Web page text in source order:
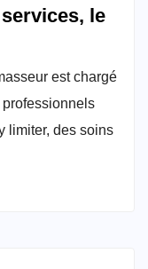
le
est chargé
limiter, des soins